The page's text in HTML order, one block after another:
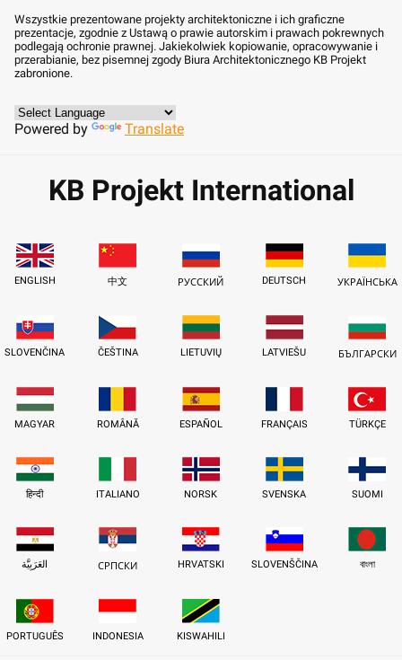
Wszystkie prezentowane projekty architektoniczne i ich graficzne
prezentacje, zgodnie z Ustawą o prawie autorskim i prawach pokrewnych
podlegają ochronie prawnej. Jakiekolwiek kopiowanie, opracowywanie i
przerabianie, bez pisemnej zgody Biura Architektonicznego KB Projekt
zabronione.
Powered by Translate
KB Projekt International
ENGLISH 中文 РУССКИЙ DEUTSCH УКРАЇНСЬКА
SLOVENČINA ČEŠTINA LIETUVIŲ LATVIEŠU БЪЛГАРСКИ
MAGYAR ROMÂNĂ ESPAÑOL FRANÇAIS TÜRKÇE
हिन्दी ITALIANO NORSK SVENSKA SUOMI
العَرَبِيَّة СРПСКИ HRVATSKI SLOVENŠČINA বাংলা
PORTUGUÊS INDONESIA KISWAHILI